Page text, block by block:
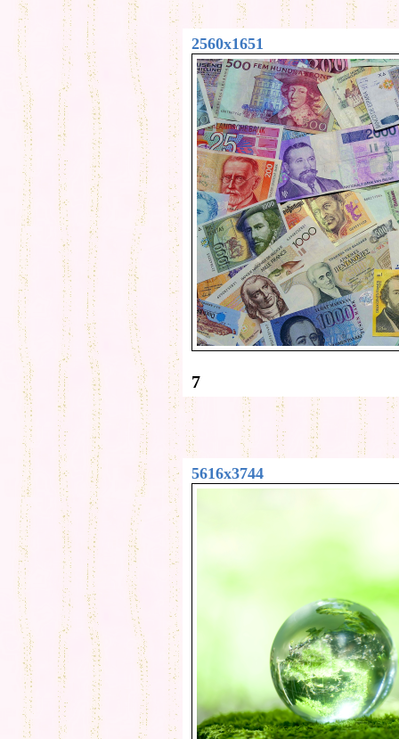
2560x1651
7
5616x3744